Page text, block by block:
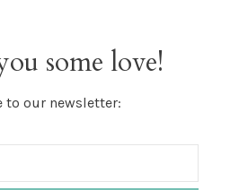
some love!
to our newsletter: